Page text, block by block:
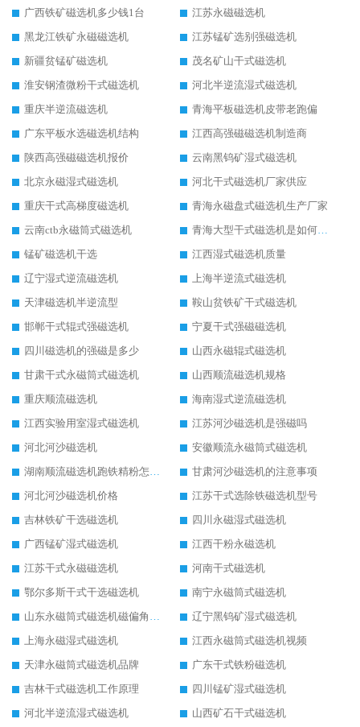
广西铁矿磁选机多少钱1台
江苏永磁磁选机
黑龙江铁矿永磁磁选机
江苏锰矿选别强磁选机
新疆贫锰矿磁选机
茂名矿山干式磁选机
淮安钢渣微粉干式磁选机
河北半逆流湿式磁选机
重庆半逆流磁选机
青海平板磁选机皮带老跑偏
广东平板水选磁选机结构
江西高强磁磁选机制造商
陕西高强磁磁选机报价
云南黑钨矿湿式磁选机
北京永磁湿式磁选机
河北干式磁选机厂家供应
重庆干式高梯度磁选机
青海永磁盘式磁选机生产厂家
云南ctb永磁筒式磁选机
青海大型干式磁选机是如何选矿的
锰矿磁选机干选
江西湿式磁选机质量
辽宁湿式逆流磁选机
上海半逆流式磁选机
天津磁选机半逆流型
鞍山贫铁矿干式磁选机
邯郸干式辊式强磁选机
宁夏干式强磁磁选机
四川磁选机的强磁是多少
山西永磁辊式磁选机
甘肃干式永磁筒式磁选机
山西顺流磁选机规格
重庆顺流磁选机
海南湿式逆流磁选机
江西实验用室湿式磁选机
江苏河沙磁选机是强磁吗
河北河沙磁选机
安徽顺流永磁筒式磁选机
湖南顺流磁选机跑铁精粉怎么处理
甘肃河沙磁选机的注意事项
河北河沙磁选机价格
江苏干式选除铁磁选机型号
吉林铁矿干选磁选机
四川永磁湿式磁选机
广西锰矿湿式磁选机
江西干粉永磁选机
江苏干式永磁磁选机
河南干式磁选机
鄂尔多斯干式干选磁选机
南宁永磁筒式磁选机
山东永磁筒式磁选机磁偏角怎么调整
辽宁黑钨矿湿式磁选机
上海永磁湿式磁选机
江西永磁筒式磁选机视频
天津永磁筒式磁选机品牌
广东干式铁粉磁选机
吉林干式磁选机工作原理
四川锰矿湿式磁选机
河北半逆流湿式磁选机
山西矿石干式磁选机